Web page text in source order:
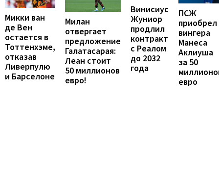
Микки ван
де Вен
остается в
Тоттенхэме,
отказав
Ливерпулю
и Барселоне
Милан
отвергает
предложение
Галатасарая:
Леан стоит
50 миллионов
евро!
Винисиус
Жуниор
продлил
контракт
с Реалом
до 2032
года
ПСЖ
приобрел
вингера
Манеса
Аклиуша
за 50
евро